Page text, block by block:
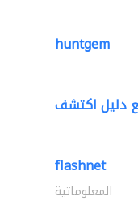
huntgem
flashnet
المعلوماتية